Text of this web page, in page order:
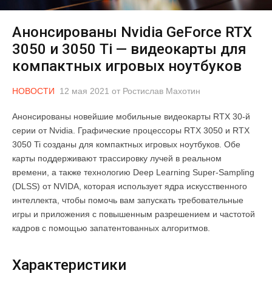
Анонсированы Nvidia GeForce RTX
3050 и 3050 Ti — видеокарты для
компактных игровых ноутбуков
НОВОСТИ 12 мая 2021 от Ростислав Махотин
Анонсированы новейшие мобильные видеокарты RTX 30-й
серии от Nvidia. Графические процессоры RTX 3050 и RTX
3050 Ti созданы для компактных игровых ноутбуков. Обе
карты поддерживают трассировку лучей в реальном
времени, а также технологию Deep Learning Super-Sampling
(DLSS) от NVIDA, которая использует ядра искусственного
интеллекта, чтобы помочь вам запускать требовательные
игры и приложения с повышенным разрешением и частотой
кадров с помощью запатентованных алгоритмов.
Характеристики